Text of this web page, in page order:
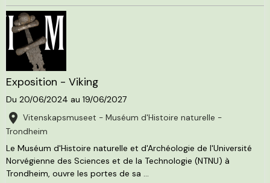
Exposition - Viking
Du 20/06/2024 au 19/06/2027
Vitenskapsmuseet - Muséum d'Histoire naturelle -
Trondheim
Le Muséum d'Histoire naturelle et d'Archéologie de l'Université
Norvégienne des Sciences et de la Technologie (NTNU) à
Trondheim, ouvre les portes de sa ...